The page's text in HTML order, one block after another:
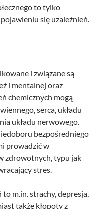
to tylko
się uzależnień.
i związane są
i mentalnej oraz
chemicznych mogą
serca, układu
układu nerwowego.
bezpośredniego
prowadzić w
zdrowotnych, typu jak
stres.
m.in. strachy, depresja,
także kłopoty z